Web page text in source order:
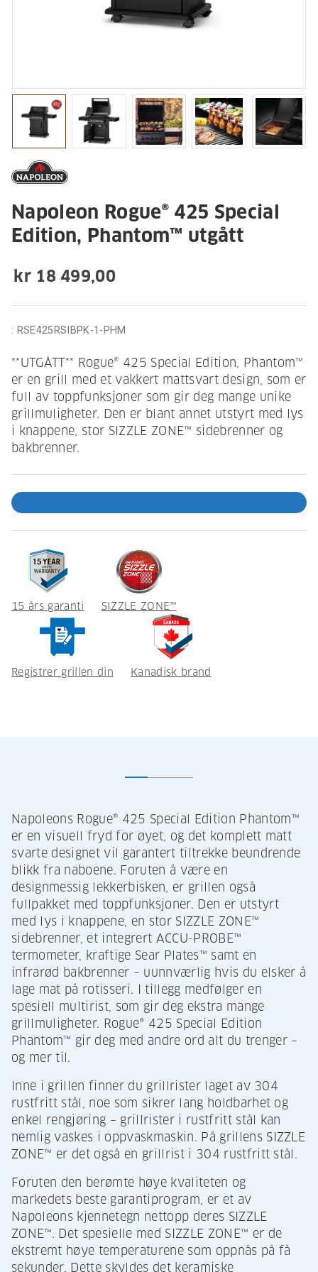
Napoleon Rogue® 425 Special
Edition, Phantom™ utgått
kr 18 499,00
: RSE425RSIBPK-1-PHM
**UTGÅTT** Rogue® 425 Special Edition, Phantom™
er en grill med et vakkert mattsvart design, som er
full av toppfunksjoner som gir deg mange unike
grillmuligheter. Den er blant annet utstyrt med lys
i knappene, stor SIZZLE ZONE™ sidebrenner og
bakbrenner.
15 års garanti SIZZLE ZONE™
Registrer grillen din Kanadisk brand
Napoleons Rogue® 425 Special Edition Phantom™
er en visuell fryd for øyet, og det komplett matt
svarte designet vil garantert tiltrekke beundrende
blikk fra naboene. Foruten å være en
designmessig lekkerbisken, er grillen også
fullpakket med toppfunksjoner. Den er utstyrt
med lys i knappene, en stor SIZZLE ZONE™
sidebrenner, et integrert ACCU-PROBE™
termometer, kraftige Sear Plates™ samt en
infrarød bakbrenner – uunnværlig hvis du elsker å
lage mat på rotisseri. I tillegg medfølger en
spesiell multirist, som gir deg ekstra mange
grillmuligheter. Rogue® 425 Special Edition
Phantom™ gir deg med andre ord alt du trenger –
og mer til.
Inne i grillen finner du grillrister laget av 304
rustfritt stål, noe som sikrer lang holdbarhet og
enkel rengjøring – grillrister i rustfritt stål kan
nemlig vaskes i oppvaskmaskin. På grillens SIZZLE
ZONE™ er det også en grillrist i 304 rustfritt stål.
Foruten den berømte høye kvaliteten og
markedets beste garantiprogram, er et av
Napoleons kjennetegn nettopp deres SIZZLE
ZONE™. Det spesielle med SIZZLE ZONE™ er de
ekstremt høye temperaturene som oppnås på få
sekunder. Dette skyldes det keramiske